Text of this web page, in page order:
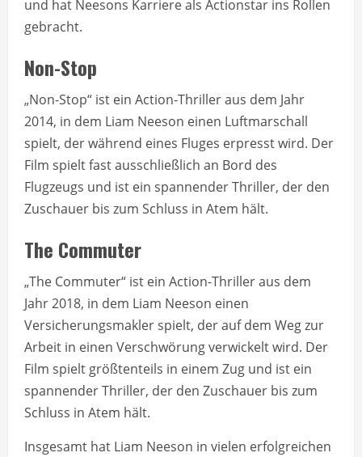
und hat Neesons Karriere als Actionstar ins Rollen
gebracht.
Non-Stop
„Non-Stop“ ist ein Action-Thriller aus dem Jahr
2014, in dem Liam Neeson einen Luftmarschall
spielt, der während eines Fluges erpresst wird. Der
Film spielt fast ausschließlich an Bord des
Flugzeugs und ist ein spannender Thriller, der den
Zuschauer bis zum Schluss in Atem hält.
The Commuter
„The Commuter“ ist ein Action-Thriller aus dem
Jahr 2018, in dem Liam Neeson einen
Versicherungsmakler spielt, der auf dem Weg zur
Arbeit in einen Verschwörung verwickelt wird. Der
Film spielt größtenteils in einem Zug und ist ein
spannender Thriller, der den Zuschauer bis zum
Schluss in Atem hält.
Insgesamt hat Liam Neeson in vielen erfolgreichen